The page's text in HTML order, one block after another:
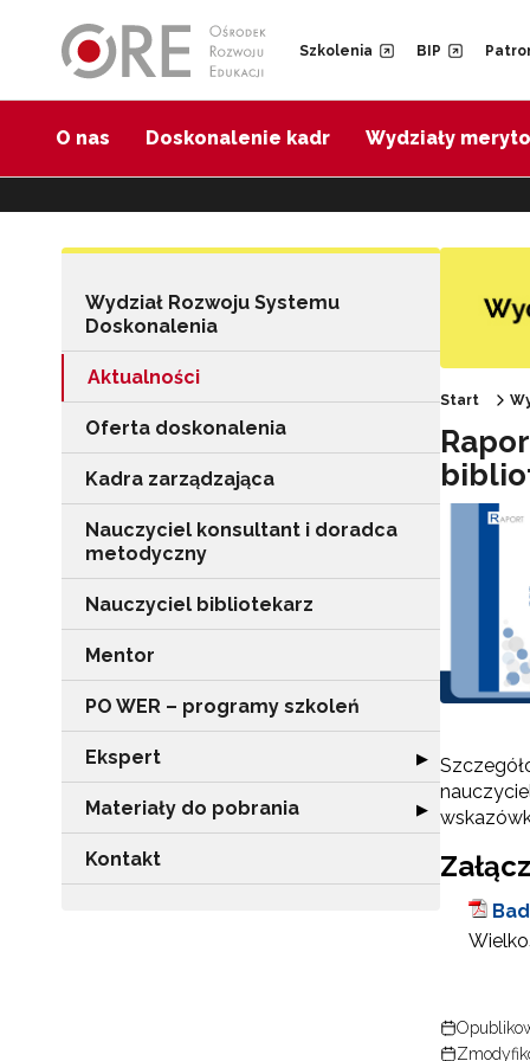
Szkolenia BIP
O nas Doskonalenie kadr Wydziały
Wydział Rozwoju Systemu
Doskonalenia
Aktualności
Oferta doskonalenia
Kadra zarządzająca
Nauczyciel konsultant i doradca
metodyczny
Nauczyciel bibliotekarz
Mentor
PO WER – programy szkoleń
Ekspert Rozwiń sekcję
▶
Materiały do pobrania Rozwiń sekcję
▶
Kontakt
Start